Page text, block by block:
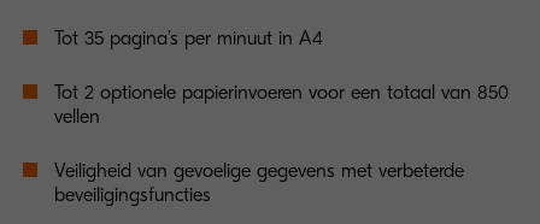
Tot 35 pagina’s per minuut in A4
Tot 2 optionele papierinvoeren voor een totaal van 850
vellen
Veiligheid van gevoelige gegevens met verbeterde
beveiligingsfuncties